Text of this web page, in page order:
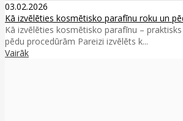
03.02.2026
Kā izvēlēties kosmētisko parafīnu roku un
Kā izvēlēties kosmētisko parafīnu –
pēdu procedūrām Pareizi izvēlēts k...
Vairāk